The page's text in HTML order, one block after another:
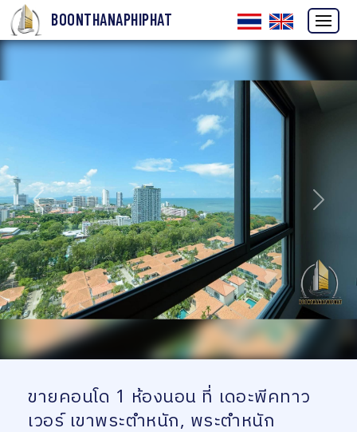
BOONTHANAPHIPHAT
ก่อนหน้า ถัดไป
ขายคอนโด 1 ห้องนอน ที่ เดอะพีคทาว
เวอร์ เขาพระตำหนัก, พระตำหนัก